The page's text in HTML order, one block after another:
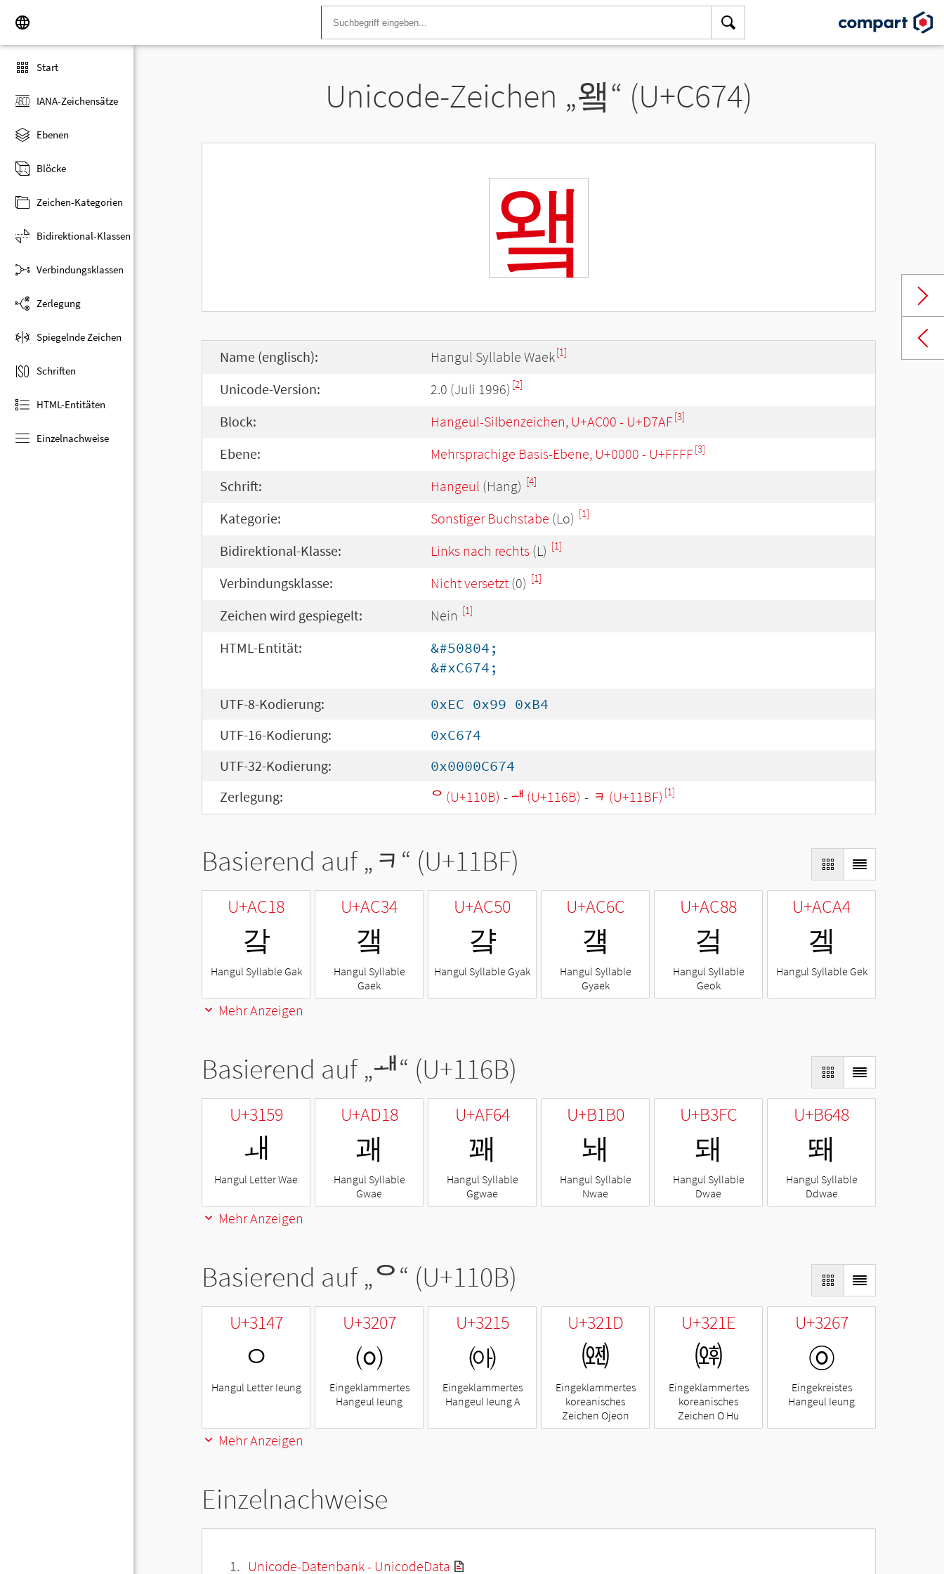
Start
IANA-Zeichensätze
Ebenen
Blöcke
Zeichen-Kategorien
Bidirektional-Klassen
Verbindungsklassen
Zerlegung
Spiegelnde Zeichen
Schriften
HTML-Entitäten
Einzelnachweise
Unicode-Zeichen „왴“ (U+C674)
왴
Name (englisch): Hangul Syllable Waek[1]
Unicode-Version: 2.0 (Juli 1996) [2]
Block: Hangeul-Silbenzeichen, U+AC00 - U+D7AF[3]
Ebene: Mehrsprachige Basis-Ebene, U+0000 - U+FFFF[3]
Schrift: Hangeul (Hang) [4]
Kategorie: Sonstiger Buchstabe (Lo) [1]
Bidirektional-Klasse: Links nach rechts (L) [1]
Verbindungsklasse: Nicht versetzt (0) [1]
Zeichen wird gespiegelt: Nein [1]
HTML-Entität:
&#50804;
&#xC674;
UTF-8-Kodierung:
0xEC 0x99 0xB4
UTF-16-Kodierung:
0xC674
UTF-32-Kodierung:
0x0000C674
Zerlegung:
ᄋ (U+110B) - ᅫ (U+116B) - ᆿ (U+11BF) [1]
Basierend auf „ ᆿ “ (U+11BF)
U+AC18
갘
Hangul Syllable Gak
U+AC34
갴
Hangul Syllable
Gaek
U+AC50
걐
Hangul Syllable Gyak
U+AC6C
걬
Hangul Syllable
Gyaek
U+AC88
겈
Hangul Syllable
Geok
U+ACA4
겤
Hangul Syllable Gek
Mehr Anzeigen
Basierend auf „ᅫ“ (U+116B)
U+3159
ㅙ
Hangul Letter Wae
U+AD18
괘
Hangul Syllable
Gwae
U+AF64
꽤
Hangul Syllable
Ggwae
U+B1B0
놰
Hangul Syllable
Nwae
U+B3FC
돼
Hangul Syllable
Dwae
U+B648
뙈
Hangul Syllable
Ddwae
Mehr Anzeigen
Basierend auf „ᄋ“ (U+110B)
U+3147
ㅇ
Hangul Letter Ieung
U+3207
㈇
Eingeklammertes
Hangeul Ieung
U+3215
㈕
Eingeklammertes
Hangeul Ieung A
U+321D
㈝
Eingeklammertes
koreanisches
Zeichen Ojeon
U+321E
㈞
Eingeklammertes
koreanisches
Zeichen O Hu
U+3267
㉧
Eingekreistes
Hangeul Ieung
Mehr Anzeigen
Einzelnachweise
Unicode-Datenbank - UnicodeData